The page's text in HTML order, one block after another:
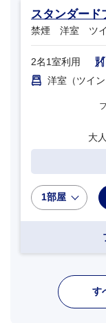
スタンダード
禁煙 洋室 ツ
2名1室利用
洋室（ツイ
大
1部屋
す